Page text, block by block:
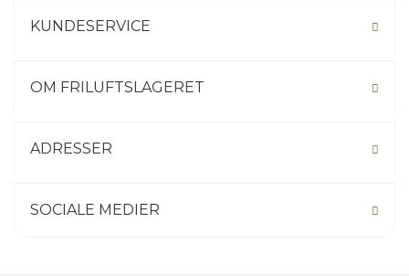
KUNDESERVICE
OM FRILUFTSLAGERET
ADRESSER
SOCIALE MEDIER